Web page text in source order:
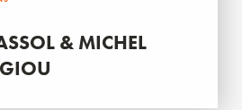
& MICHEL